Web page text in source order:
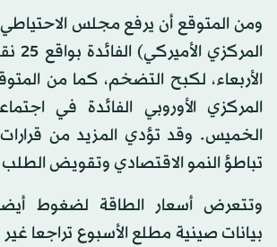
ومن المتوقع أن يرفع مجلس الاحتياطي
الأربعاء، لكبح التضخم، كما من
المركزي الأوروبي الفائدة في
الخميس. وقد تؤدي المزيد من قرارات
تباطؤ النمو الاقتصادي وتقويض
وتتعرض أسعار الطاقة لضغوط
بيانات صينية مطلع الأسبوع تراجعا